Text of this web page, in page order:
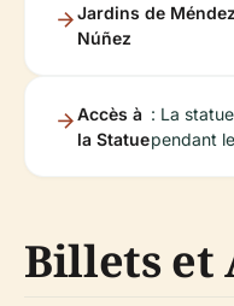
Jardins de Méndez
Núñez
Accès à
la Statue
: La
pendant
Billets et